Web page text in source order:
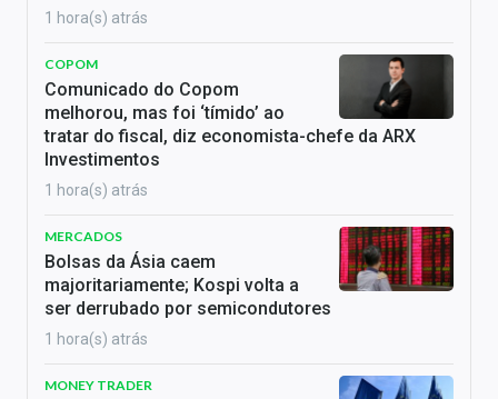
1 hora(s) atrás
COPOM
Comunicado do Copom
melhorou, mas foi ‘tímido’ ao
tratar do fiscal, diz economista-chefe da ARX
Investimentos
1 hora(s) atrás
MERCADOS
Bolsas da Ásia caem
majoritariamente; Kospi volta a
ser derrubado por semicondutores
1 hora(s) atrás
MONEY TRADER